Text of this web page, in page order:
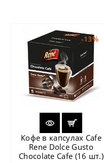
-13%
Кофе в капсулах Cafe
Rene Dolce Gusto
Chocolate Cafe (16 шт.)